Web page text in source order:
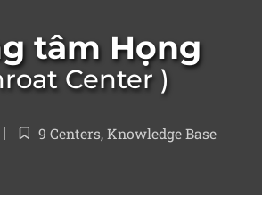
tâm Họng
Center
Posted
9 Centers,Knowledge Base